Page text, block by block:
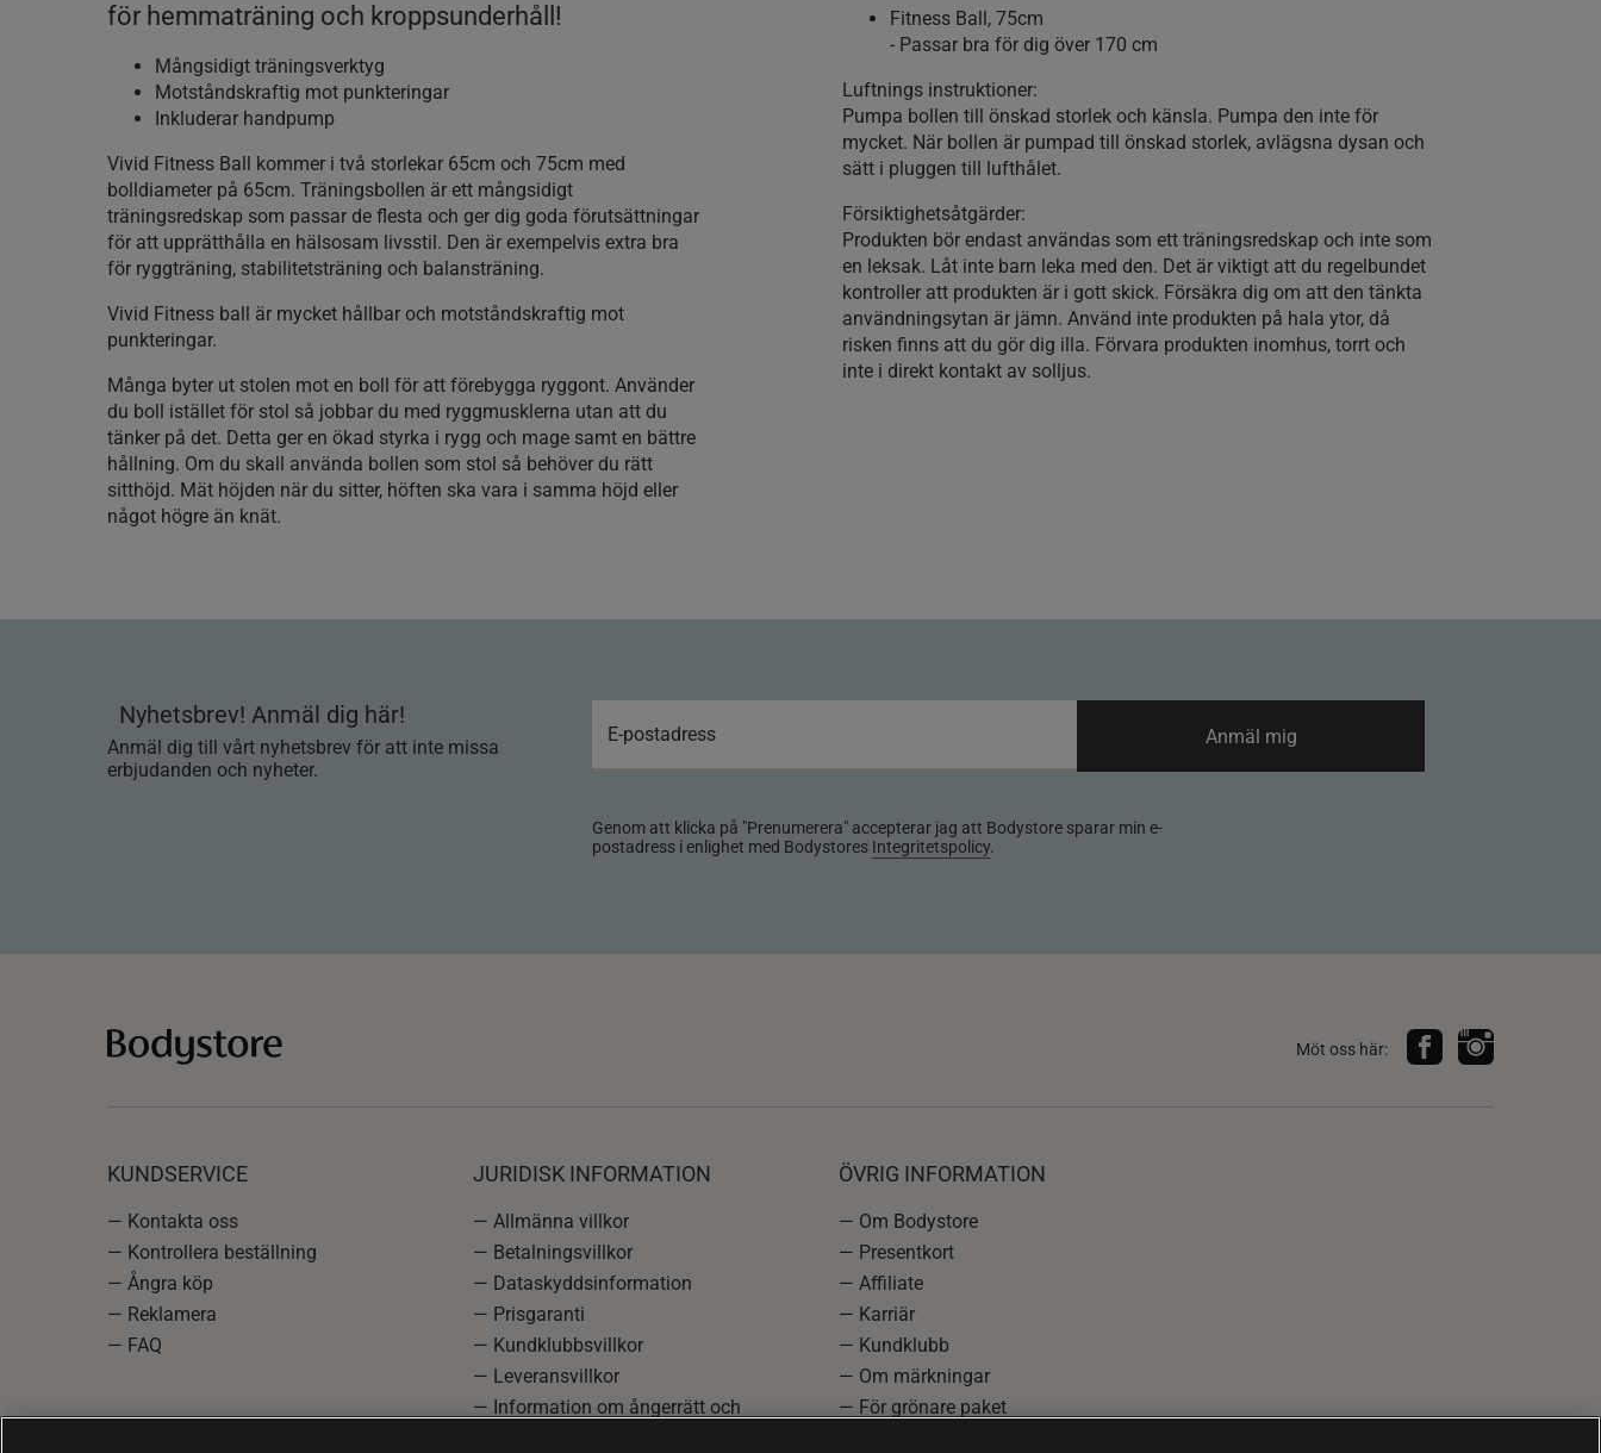
för hemmaträning och kroppsunderhåll!
Mångsidigt träningsverktyg
Motståndskraftig mot punkteringar
Inkluderar handpump
Vivid Fitness Ball kommer i två storlekar 65cm och 75cm med
bolldiameter på 65cm. Träningsbollen är ett mångsidigt
träningsredskap som passar de flesta och ger dig goda förutsättningar
för att upprätthålla en hälsosam livsstil. Den är exempelvis extra bra
för ryggträning, stabilitetsträning och balansträning.
Vivid Fitness ball är mycket hållbar och motståndskraftig mot
punkteringar.
Många byter ut stolen mot en boll för att förebygga ryggont. Använder
du boll istället för stol så jobbar du med ryggmusklerna utan att du
tänker på det. Detta ger en ökad styrka i rygg och mage samt en bättre
hållning. Om du skall använda bollen som stol så behöver du rätt
sitthöjd. Mät höjden när du sitter, höften ska vara i samma höjd eller
något högre än knät.
Fitness Ball, 75cm
- Passar bra för dig över 170 cm
Luftnings instruktioner:
Pumpa bollen till önskad storlek och känsla. Pumpa den inte för
mycket. När bollen är pumpad till önskad storlek, avlägsna dysan och
sätt i pluggen till lufthålet.
Försiktighetsåtgärder:
Produkten bör endast användas som ett träningsredskap och inte som
en leksak. Låt inte barn leka med den. Det är viktigt att du regelbundet
kontroller att produkten är i gott skick. Försäkra dig om att den tänkta
användningsytan är jämn. Använd inte produkten på hala ytor, då
risken finns att du gör dig illa. Förvara produkten inomhus, torrt och
inte i direkt kontakt av solljus.
Nyhetsbrev! Anmäl dig här!
Anmäl dig till vårt nyhetsbrev för att inte missa
erbjudanden och nyheter.
Genom att klicka på "Prenumerera" accepterar jag att Bodystore sparar min e-
postadress i enlighet med Bodystores Integritetspolicy.
Anmäl mig
Möt oss här:
KUNDSERVICE
— Kontakta oss
— Kontrollera beställning
— Ångra köp
— Reklamera
— FAQ
JURIDISK INFORMATION
— Allmänna villkor
— Betalningsvillkor
— Dataskyddsinformation
— Prisgaranti
— Kundklubbsvillkor
— Leveransvillkor
— Information om ångerrätt och
ÖVRIG INFORMATION
— Om Bodystore
— Presentkort
— Affiliate
— Karriär
— Kundklubb
— Om märkningar
— För grönare paket